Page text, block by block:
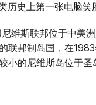
史上第一张电脑笑
维斯联邦位于中美
联邦制岛国，在
小的尼维斯岛位于圣